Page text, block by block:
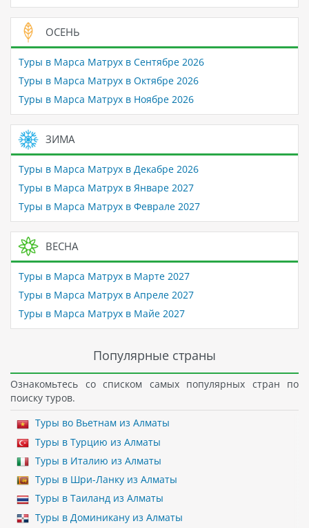
ОСЕНЬ
Туры в Марса Матрух в Сентябре 2026
Туры в Марса Матрух в Октябре 2026
Туры в Марса Матрух в Ноябре 2026
ЗИМА
Туры в Марса Матрух в Декабре 2026
Туры в Марса Матрух в Январе 2027
Туры в Марса Матрух в Феврале 2027
ВЕСНА
Туры в Марса Матрух в Марте 2027
Туры в Марса Матрух в Апреле 2027
Туры в Марса Матрух в Майе 2027
Популярные страны
Ознакомьтесь со списком самых популярных стран по
поиску туров.
Туры во Вьетнам из Алматы
Туры в Турцию из Алматы
Туры в Италию из Алматы
Туры в Шри-Ланку из Алматы
Туры в Таиланд из Алматы
Туры в Доминикану из Алматы